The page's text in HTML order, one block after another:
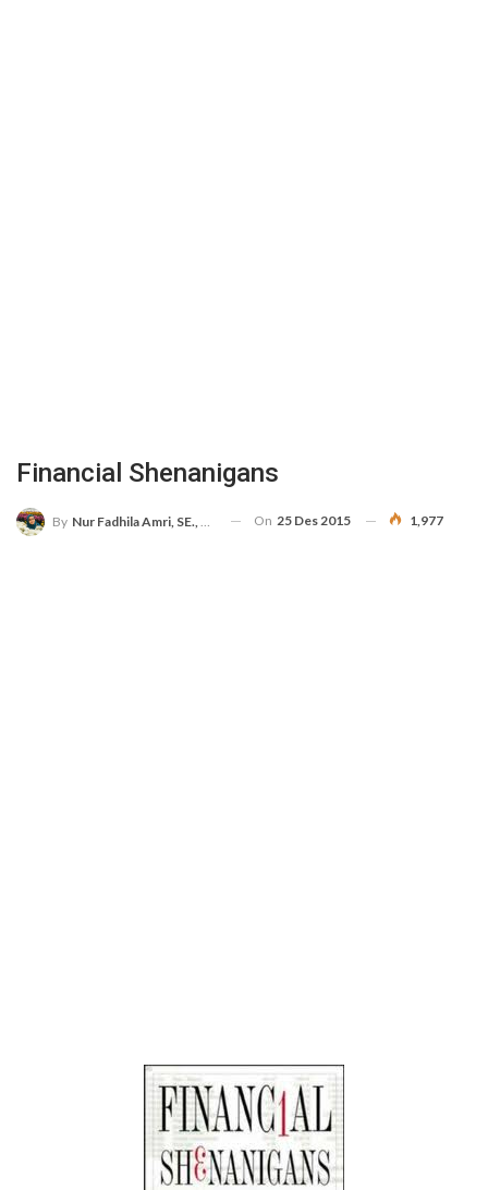
Financial Shenanigans
By Nur Fadhila Amri, SE., Ak., M.Si On 25 Des 2015 1,977